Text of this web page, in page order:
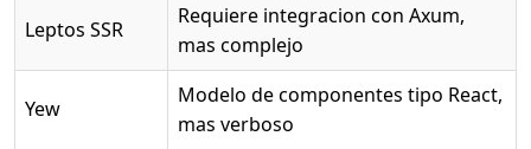
Leptos SSR
Requiere integracion con Axum,
mas complejo
Yew
Modelo de componentes tipo React,
mas verboso